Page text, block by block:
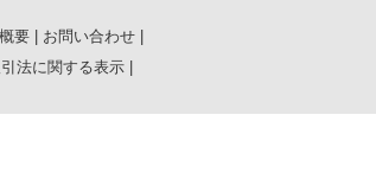
要 | お問い合わせ |
法に関する表示 |